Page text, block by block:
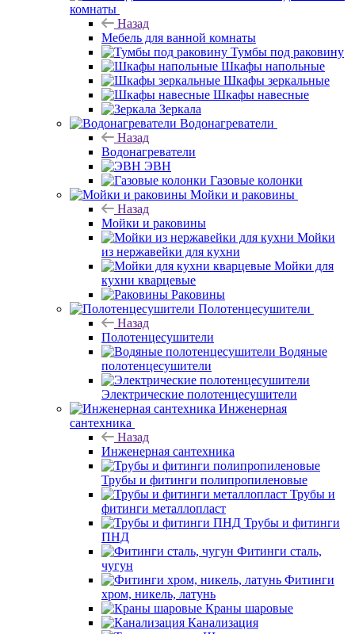
комнаты
Назад
Мебель для ванной комнаты
Тумбы под раковину
Шкафы напольные
Шкафы зеркальные
Шкафы навесные
Зеркала
Водонагреватели
Назад
Водонагреватели
ЭВН
Газовые колонки
Мойки и раковины
Назад
Мойки и раковины
Мойки
из нержавейки для кухни
Мойки для
кухни кварцевые
Раковины
Полотенцесушители
Назад
Полотенцесушители
Водяные
полотенцесушители
Электрические полотенцесушители
Инженерная
сантехника
Назад
Инженерная сантехника
Трубы и фитинги полипропиленовые
Трубы и
фитинги металлопласт
Трубы и фитинги
ПНД
Фитинги сталь,
чугун
Фитинги
хром, никель, латунь
Краны шаровые
Канализация